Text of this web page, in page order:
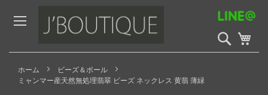
to
Content
検
索
開
ホーム
ビーズ＆ボール
ミャンマー産天然無処理翡翠 ビーズ ネックレス 黄翡 薄緑